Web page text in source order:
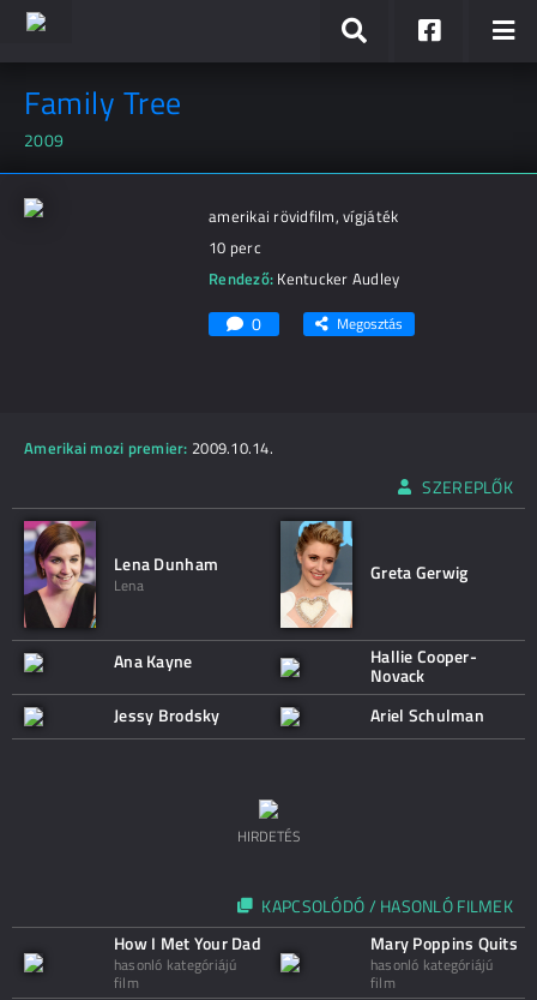
Family Tree
2009
amerikai rövidfilm, vígjáték
10 perc
Rendező: Kentucker Audley
0 Megosztás
Amerikai mozi premier: 2009.10.14.
SZEREPLŐK
Lena Dunham
Lena
Greta Gerwig
Ana Kayne Hallie Cooper-
Novack
Jessy Brodsky
Ariel Schulman
HIRDETÉS
KAPCSOLÓDÓ / HASONLÓ FILMEK
How I Met Your Dad
hasonló kategóriájú
film
Mary Poppins Quits
hasonló kategóriájú
film